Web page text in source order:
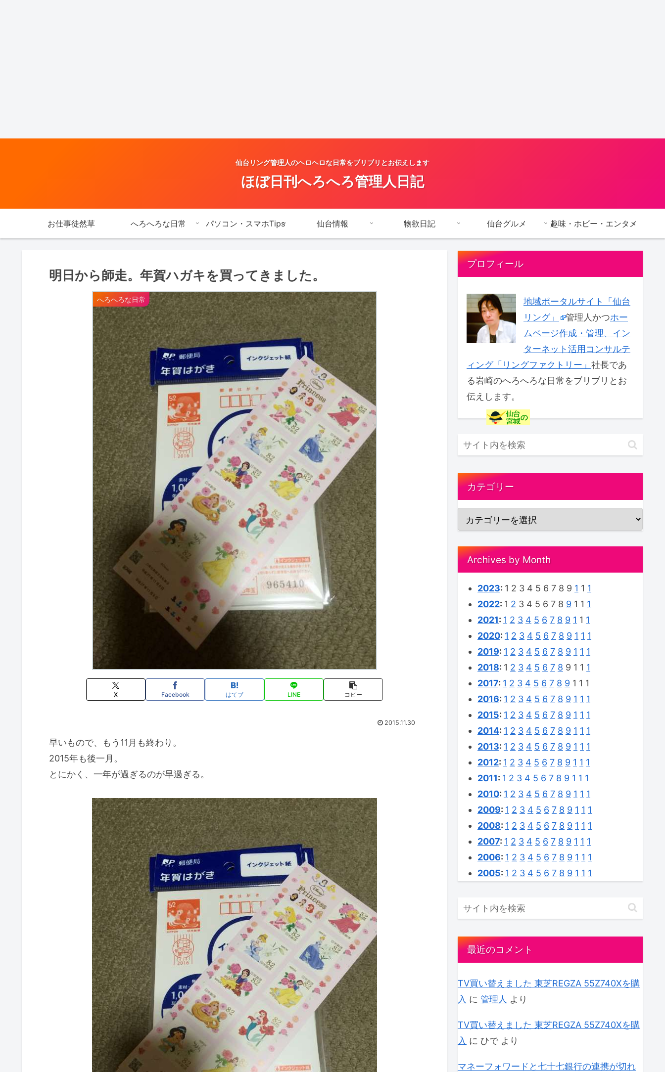
仙台リング管理人のヘロヘロな日常をブリブリとお伝えします
ほぼ日刊へろへろ管理人日記
お仕事徒然草 へろへろな日常 パソコン・スマホTips 仙台情報 物欲日記 仙台グルメ 趣味・ホビー・エンタメ
明日から師走。年賀ハガキを買ってきました。
へろへろな日常
X Facebook はてブ LINE コピー
2015.11.30
早いもので、もう11月も終わり。
2015年も後一月。
とにかく、一年が過ぎるのが早過ぎる。
プロフィール
地域ポータルサイト「仙台
リング」
管理人かつホー
ムページ作成・管理、イン
ターネット活用コンサルテ
ィング「リングファクトリー」 社長であ
る岩崎のへろへろな日常をブリブリとお
伝えします。
カテゴリー
Archives by Month
2023: 1 2 3 4 5 6 7 8 9 1 1 1
2022: 1 2 3 4 5 6 7 8 9 1 1 1
2021: 1 2 3 4 5 6 7 8 9 1 1 1
2020: 1 2 3 4 5 6 7 8 9 1 1 1
2019: 1 2 3 4 5 6 7 8 9 1 1 1
2018: 1 2 3 4 5 6 7 8 9 1 1 1
2017: 1 2 3 4 5 6 7 8 9 1 1 1
2016: 1 2 3 4 5 6 7 8 9 1 1 1
2015: 1 2 3 4 5 6 7 8 9 1 1 1
2014: 1 2 3 4 5 6 7 8 9 1 1 1
2013: 1 2 3 4 5 6 7 8 9 1 1 1
2012: 1 2 3 4 5 6 7 8 9 1 1 1
2011: 1 2 3 4 5 6 7 8 9 1 1 1
2010: 1 2 3 4 5 6 7 8 9 1 1 1
2009: 1 2 3 4 5 6 7 8 9 1 1 1
2008: 1 2 3 4 5 6 7 8 9 1 1 1
2007: 1 2 3 4 5 6 7 8 9 1 1 1
2006: 1 2 3 4 5 6 7 8 9 1 1 1
2005: 1 2 3 4 5 6 7 8 9 1 1 1
最近のコメント
TV買い替えました 東芝REGZA 55Z740Xを購
入 に 管理人 より
TV買い替えました 東芝REGZA 55Z740Xを購
入 に ひでより
マネーフォワードと七十七銀行の連携が切れ